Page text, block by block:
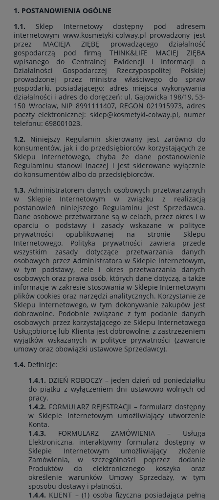
1. POSTANOWIENIA OGÓLNE
1.1. Sklep Internetowy dostępny pod adresem
internetowym www.kosmetyki-colway.pl prowadzony jest
przez MACIEJA ZIĘBĘ prowadzącego działalność
gospodarczą pod firmą THINK&LIFE MACIEJ ZIĘBA
wpisanego do Centralnej Ewidencji i Informacji o
Działalności Gospodarczej Rzeczypospolitej Polskiej
prowadzonej przez ministra właściwego do spraw
gospodarki, posiadającego: adres miejsca wykonywania
działalności i adres do doręczeń: ul. Gajowicka 198/19, 53-
150 Wrocław, NIP 8991111407, REGON 021915973, adres
poczty elektronicznej: sklep@kosmetyki-colway.pl, numer
telefonu: 698001023.
1.2. Niniejszy Regulamin skierowany jest zarówno do
konsumentów, jak i do przedsiębiorców korzystających ze
Sklepu Internetowego, chyba że dane postanowienie
Regulaminu stanowi inaczej i jest skierowane wyłącznie
do konsumentów albo do przedsiębiorców.
1.3. Administratorem danych osobowych przetwarzanych
w Sklepie Internetowym w związku z realizacją
postanowień niniejszego Regulaminu jest Sprzedawca.
Dane osobowe przetwarzane są w celach, przez okres i w
oparciu o podstawy i zasady wskazane w polityce
prywatności opublikowanej na stronie Sklepu
Internetowego. Polityka prywatności zawiera przede
wszystkim zasady dotyczące przetwarzania danych
osobowych przez Administratora w Sklepie Internetowym,
w tym podstawy, cele i okres przetwarzania danych
osobowych oraz prawa osób, których dane dotyczą, a także
informacje w zakresie stosowania w Sklepie Internetowym
plików cookies oraz narzędzi analitycznych. Korzystanie ze
Sklepu Internetowego, w tym dokonywanie zakupów jest
dobrowolne. Podobnie związane z tym podanie danych
osobowych przez korzystającego ze Sklepu Internetowego
Usługobiorcę lub Klienta jest dobrowolne, z zastrzeżeniem
wyjątków wskazanych w polityce prywatności (zawarcie
umowy oraz obowiązki ustawowe Sprzedawcy).
1.4. Definicje:
1.4.1. DZIEŃ ROBOCZY – jeden dzień od poniedziałku
do piątku z wyłączeniem dni ustawowo wolnych od
pracy.
1.4.2. FORMULARZ REJESTRACJI – formularz dostępny
w Sklepie Internetowym umożliwiający utworzenie
Konta.
1.4.3. FORMULARZ ZAMÓWIENIA – Usługa
Elektroniczna, interaktywny formularz dostępny w
Sklepie Internetowym umożliwiający złożenie
Zamówienia, w szczególności poprzez dodanie
Produktów do elektronicznego koszyka oraz
określenie warunków Umowy Sprzedaży, w tym
sposobu dostawy i płatności.
1.4.4. KLIENT – (1) osoba fizyczna posiadająca pełną